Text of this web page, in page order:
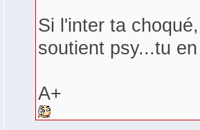
Si l'inter ta
soutient psy...tu
A+